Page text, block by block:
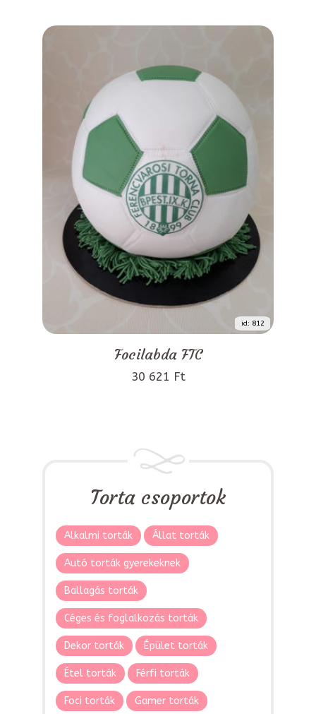
id: 812
Focilabda FTC
30 621 Ft
Torta csoportok
Alkalmi torták Állat torták
Autó torták gyerekeknek
Ballagás torták
Céges és foglalkozás torták
Dekor torták Épület torták
Étel torták Férfi torták
Foci torták Gamer torták